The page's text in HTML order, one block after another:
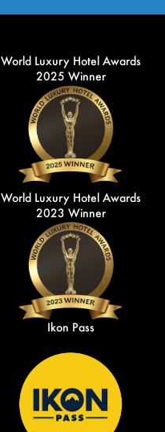
World Luxury Hotel Awards
2025 Winner
World Luxury Hotel Awards
2023 Winner
Ikon Pass